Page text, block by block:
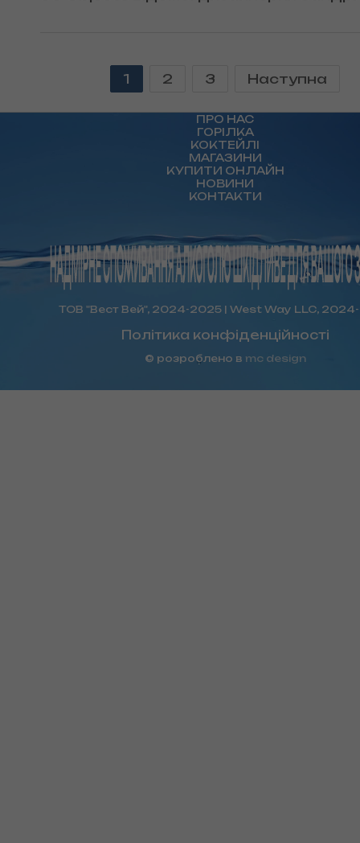
1 2 3 Наступна
ПРО НАС
ГОРІЛКА
КОКТЕЙЛІ
МАГАЗИНИ
КУПИТИ ОНЛАЙН
НОВИНИ
КОНТАКТИ
ТОВ "Вест Вей", 2024-2025 | West Way LLC,
Політика конфіденційності
© розроблено в mc design